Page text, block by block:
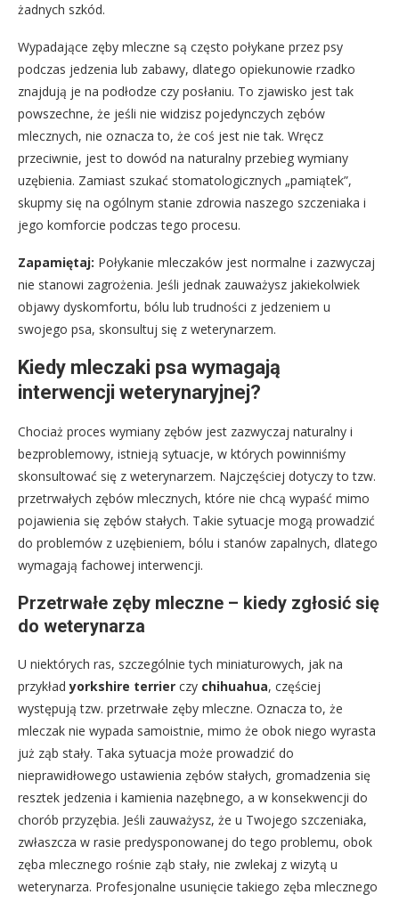
żadnych szkód.
Wypadające zęby mleczne są często połykane przez psy
podczas jedzenia lub zabawy, dlatego opiekunowie rzadko
znajdują je na podłodze czy posłaniu. To zjawisko jest tak
powszechne, że jeśli nie widzisz pojedynczych zębów
mlecznych, nie oznacza to, że coś jest nie tak. Wręcz
przeciwnie, jest to dowód na naturalny przebieg wymiany
uzębienia. Zamiast szukać stomatologicznych „pamiątek”,
skupmy się na ogólnym stanie zdrowia naszego szczeniaka i
jego komforcie podczas tego procesu.
Zapamiętaj: Połykanie mleczaków jest normalne i zazwyczaj
nie stanowi zagrożenia. Jeśli jednak zauważysz jakiekolwiek
objawy dyskomfortu, bólu lub trudności z jedzeniem u
swojego psa, skonsultuj się z weterynarzem.
Kiedy mleczaki psa wymagają
interwencji weterynaryjnej?
Chociaż proces wymiany zębów jest zazwyczaj naturalny i
bezproblemowy, istnieją sytuacje, w których powinniśmy
skonsultować się z weterynarzem. Najczęściej dotyczy to tzw.
przetrwałych zębów mlecznych, które nie chcą wypaść mimo
pojawienia się zębów stałych. Takie sytuacje mogą prowadzić
do problemów z uzębieniem, bólu i stanów zapalnych, dlatego
wymagają fachowej interwencji.
Przetrwałe zęby mleczne – kiedy zgłosić się
do weterynarza
U niektórych ras, szczególnie tych miniaturowych, jak na
przykładyorkshire terrier czy chihuahua, częściej
występują tzw. przetrwałe zęby mleczne. Oznacza to, że
mleczak nie wypada samoistnie, mimo że obok niego wyrasta
już ząb stały. Taka sytuacja może prowadzić do
nieprawidłowego ustawienia zębów stałych, gromadzenia się
resztek jedzenia i kamienia nazębnego, a w konsekwencji do
chorób przyzębia. Jeśli zauważysz, że u Twojego szczeniaka,
zwłaszcza w rasie predysponowanej do tego problemu, obok
zęba mlecznego rośnie ząb stały, nie zwlekaj z wizytą u
weterynarza. Profesjonalne usunięcie takiego zęba mlecznego